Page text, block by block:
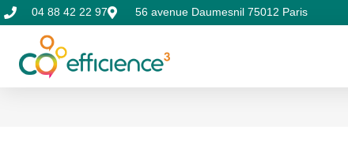
04 88 42 22 97 56 avenue Daumesnil 75012 Paris